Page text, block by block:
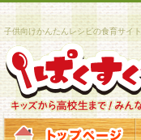
子供向けかんたんレシピの食育サイト